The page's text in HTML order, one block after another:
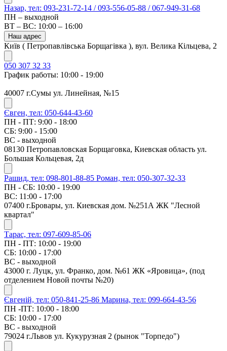
Назар, тел: 093-231-72-14 / 093-556-05-88 / 067-949-31-68
ПН – выходной
ВТ – ВС: 10:00 – 16:00
Наш адрес
Київ ( Петропавлівська Борщагівка ), вул. Велика Кільцева, 2
050 307 32 33
График работы: 10:00 - 19:00
40007 г.Сумы ул. Линейная, №15
Євген, тел: 050-644-43-60
ПН - ПТ: 9:00 - 18:00
СБ: 9:00 - 15:00
ВС - выходной
08130 Петропавловская Борщаговка, Киевская область ул.
Большая Кольцевая, 2д
Рашид, тел: 098-801-88-85 Роман, тел: 050-307-32-33
ПН - СБ: 10:00 - 19:00
ВС: 11:00 - 17:00
07400 г.Бровары, ул. Киевская дом. №251А ЖК "Лесной
квартал"
Тарас, тел: 097-609-85-06
ПН - ПТ: 10:00 - 19:00
СБ: 10:00 - 17:00
ВС - выходной
43000 г. Луцк, ул. Франко, дом. №61 ЖК «Яровица», (под
отделением Новой почты №20)
Євгеній, тел: 050-841-25-86 Марина, тел: 099-664-43-56
ПН -ПТ: 10:00 - 18:00
СБ: 10:00 - 17:00
ВС - выходной
79024 г.Львов ул. Кукурузная 2 (рынок "Торпедо")